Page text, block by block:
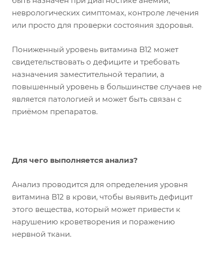
неврологических симптомах, контроле лечения
или просто для проверки состояния здоровья.
Пониженный уровень витамина B12 может
свидетельствовать о дефиците и требовать
назначения заместительной терапии, а
повышенный уровень в большинстве случаев не
является патологией и может быть связан с
приёмом препаратов.
Для чего выполняется анализ?
Анализ проводится для определения уровня
витамина В12 в крови, чтобы выявить дефицит
этого вещества, который может привести к
нарушению кроветворения и поражению
нервной ткани.